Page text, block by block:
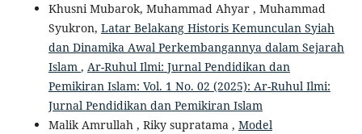
Khusni Mubarok, Muhammad Ahyar , Muhammad
Syukron, Latar Belakang Historis Kemunculan Syiah
dan Dinamika Awal Perkembangannya dalam Sejarah
Islam , Ar-Ruhul Ilmi: Jurnal Pendidikan dan
Pemikiran Islam: Vol. 1 No. 02 (2025): Ar-Ruhul Ilmi:
Jurnal Pendidikan dan Pemikiran Islam
Malik Amrullah , Riky supratama , Model